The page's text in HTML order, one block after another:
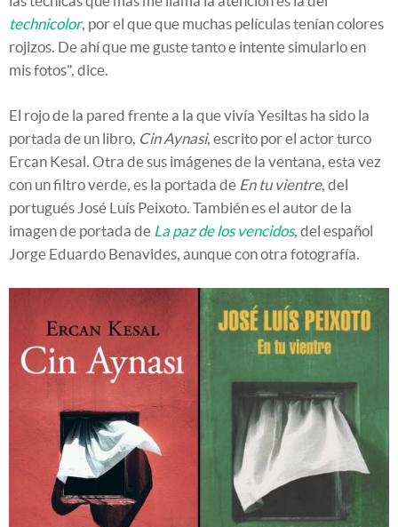
technicolor, por el que que muchas películas tenían colores
rojizos. De ahí que me guste tanto e intente simularlo en
mis fotos", dice.
El rojo de la pared frente a la que vivía Yesiltas ha sido la
portada de un libro, Cin Aynasi, escrito por el actor turco
Ercan Kesal. Otra de sus imágenes de la ventana, esta vez
con un filtro verde, es la portada de En tu vientre, del
portugués José Luís Peixoto. También es el autor de la
imagen de portada de La paz de los vencidos, del español
Jorge Eduardo Benavides, aunque con otra fotografía.